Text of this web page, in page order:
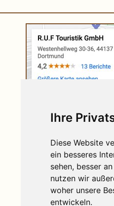
Ihre
Diese Website
ein besseres
sehen, besser
nutzen wir
woher unsere
entwickeln.